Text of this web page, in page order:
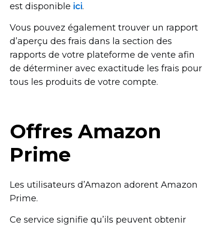
est disponible ici.
Vous pouvez également trouver un rapport
d’aperçu des frais dans la section des
rapports de votre plateforme de vente afin
de déterminer avec exactitude les frais pour
tous les produits de votre compte.
Offres Amazon
Prime
Les utilisateurs d’Amazon adorent Amazon
Prime.
Ce service signifie qu’ils peuvent obtenir